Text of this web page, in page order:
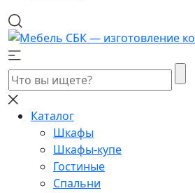
Каталог
Шкафы
Шкафы-купе
Гостиные
Спальни